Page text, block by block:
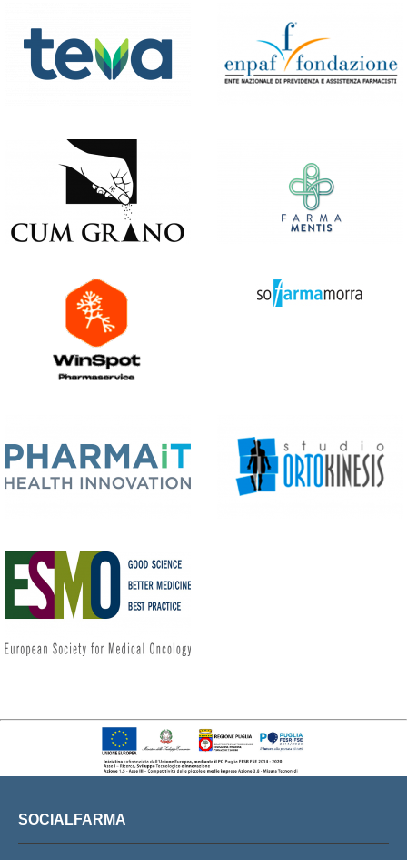
SOCIALFARMA